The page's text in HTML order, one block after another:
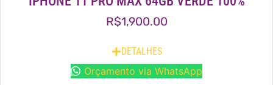
R$1,900.00
DETALHES
Orçamento via WhatsApp